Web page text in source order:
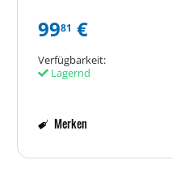
9981 €
Verfügbarkeit:
Lagernd
Merken